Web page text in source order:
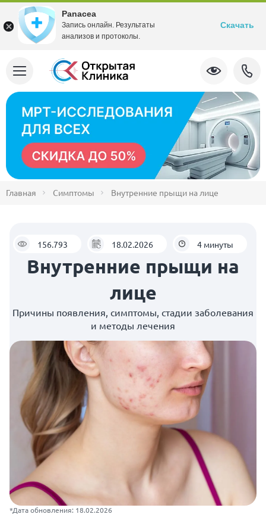
Главная Симптомы Внутренние прыщи на лице
156.793 18.02.2026 4 минуты
Внутренние прыщи на
лице
Причины появления, симптомы, стадии заболевания
и методы лечения
*Дата обновления: 18.02.2026
Panacea
Запись онлайн. Результаты
анализов и протоколы.
Скачать